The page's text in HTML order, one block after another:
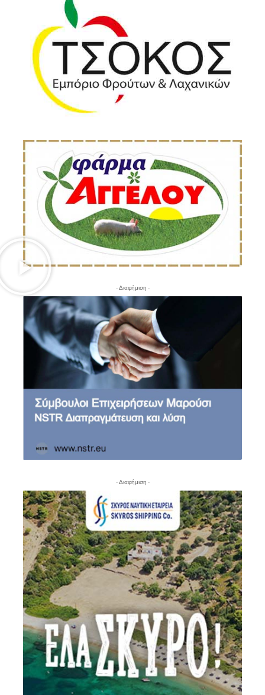
- Διαφήμιση -
- Διαφήμιση -